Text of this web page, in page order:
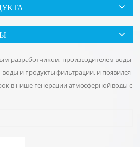
разработчиком, производителем воды
воды и продукты фильтрации, и появился
в нише генерации атмосферной воды с